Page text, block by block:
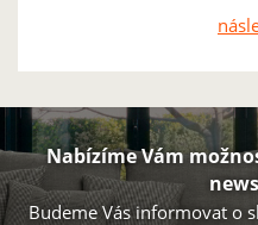
Nabízíme Vám
Budeme Vás informovat o